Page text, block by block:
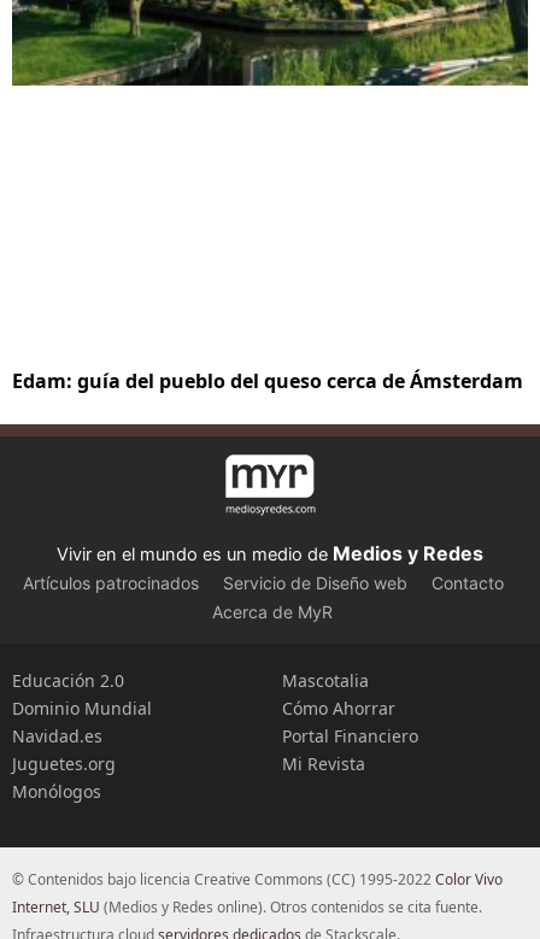
Edam: guía del pueblo del queso cerca de Ámsterdam
Vivir en el mundo es un medio de Medios y Redes
Artículos patrocinados Servicio de Diseño web
Contacto
Acerca de MyR
Educación 2.0
Dominio Mundial
Navidad.es
Juguetes.org
Monólogos
Mascotalia
Cómo Ahorrar
Portal Financiero
Mi Revista
© Contenidos bajo licencia Creative Commons (CC) 1995-2022Color Vivo
Internet, SLU (Medios y Redes online). Otros contenidos se cita fuente.
Infraestructura cloudservidores dedicados de Stackscale.